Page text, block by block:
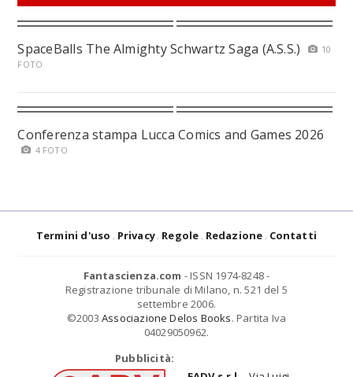
SpaceBalls The Almighty Schwartz Saga (A.S.S.)
10
FOTO
Conferenza stampa Lucca Comics and Games 2026
4 FOTO
Termini d'uso Privacy Regole Redazione Contatti
Fantascienza.com - ISSN 1974-8248 -
Registrazione tribunale di Milano, n. 521 del 5
settembre 2006.
©2003 Associazione Delos Books. Partita Iva
04029050962.
Pubblicità: